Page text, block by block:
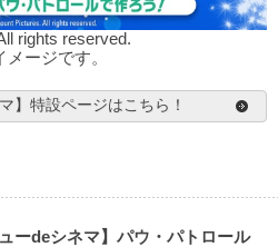
rights reserved.
ージです。
】特設ページはこちら！
ューdeシネマ】パウ・パトロール